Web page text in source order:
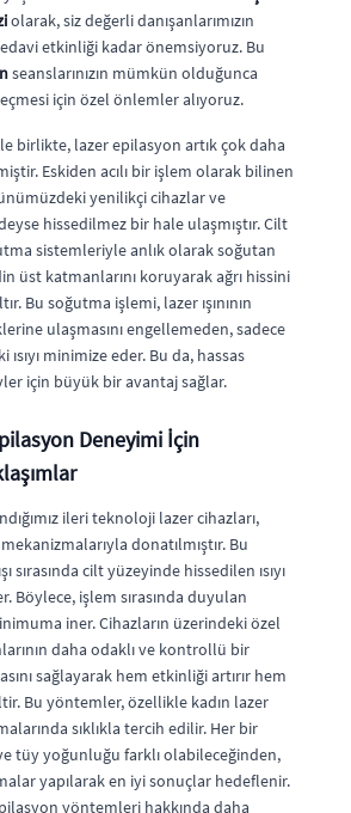
olarak, siz değerli danışanlarımızın
etkinliği kadar önemsiyoruz. Bu
seanslarınızın mümkün olduğunca
için özel önlemler alıyoruz.
birlikte, lazer epilasyon artık çok daha
Eskiden acılı bir işlem olarak bilinen
yenilikçi cihazlar ve
hissedilmez bir hale ulaşmıştır. Cilt
sistemleriyle anlık olarak soğutan
üst katmanlarını koruyarak ağrı hissini
Bu soğutma işlemi, lazer ışınının
ulaşmasını engellemeden, sadece
ısıyı minimize eder. Bu da, hassas
için büyük bir avantaj sağlar.
Deneyimi İçin
ileri teknoloji lazer cihazları,
donatılmıştır. Bu
sırasında cilt yüzeyinde hissedilen ısıyı
Böylece, işlem sırasında duyulan
iner. Cihazların üzerindeki özel
daha odaklı ve kontrollü bir
sağlayarak hem etkinliği artırır hem
Bu yöntemler, özellikle kadın lazer
sıklıkla tercih edilir. Her bir
tüy yoğunluğu farklı olabileceğinden,
yapılarak en iyi sonuçlar hedeflenir.
yöntemleri hakkında daha